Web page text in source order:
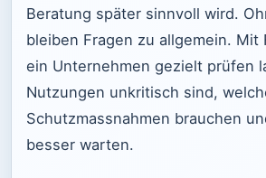
Beratung später sinnvoll wird.
bleiben Fragen zu allgemein. Mit
ein Unternehmen gezielt prüfen
Nutzungen unkritisch sind,
Schutzmassnahmen brauchen
besser warten.